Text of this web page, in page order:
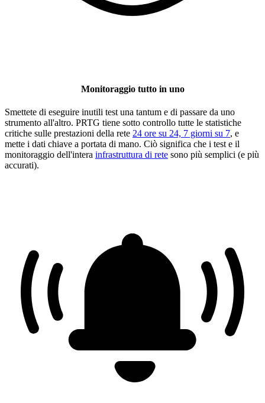
Monitoraggio tutto in uno
Smettete di eseguire inutili test una tantum e di passare da uno
strumento all'altro. PRTG tiene sotto controllo tutte le statistiche
critiche sulle prestazioni della rete 24 ore su 24, 7 giorni su 7, e
mette i dati chiave a portata di mano. Ciò significa che i test e il
monitoraggio dell'intera infrastruttura di rete sono più semplici (e più
accurati).